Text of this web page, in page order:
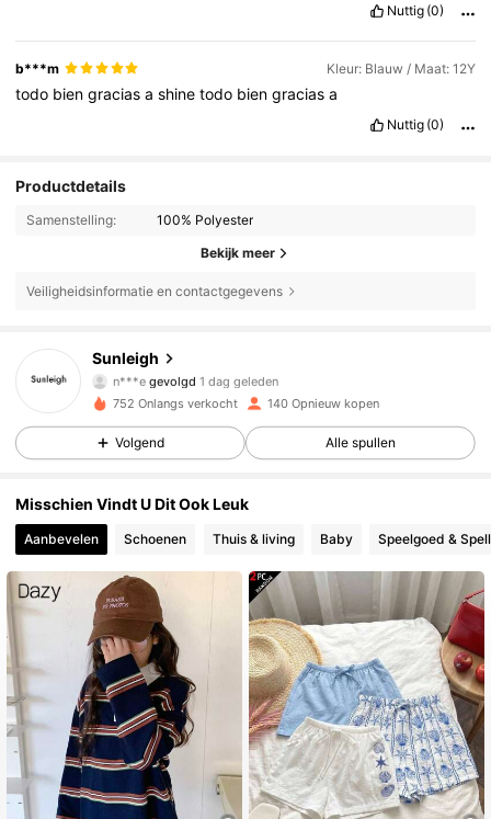
Nuttig (0)
b***m Kleur: Blauw / Maat: 12Y
todo biengraciasashinetodo biengraciasa
Nuttig (0)
Productdetails
Samenstelling: 100% Polyester
Bekijk meer
Veiligheidsinformatie en contactgegevens
Sunleigh
n***egevolgd
4.84
109 Volgers
4.84 109 Volgers
4.84 109 Volgers
4.84
4.84 109 Volgers
4.84 109 Volgers
4.84 109 Volgers
4.84 109 Volgers
752 Onlangs verkocht 140 Opnieuw kopen
Volgend Alle spullen
Misschien Vindt U Dit Ook Leuk
Aanbevelen Schoenen Thuis & living Baby Speelgoed &